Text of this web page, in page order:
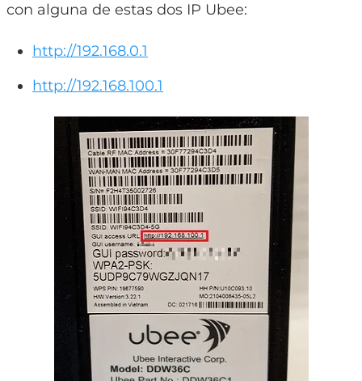
con alguna de estas dos IP Ubee:
http://192.168.0.1
http://192.168.100.1